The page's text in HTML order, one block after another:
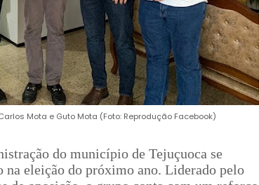
Mota e Guto Mota (Foto: Reprodução Facebook)
do município de Tejuçuoca se
na eleição do próximo ano. Liderado pelo